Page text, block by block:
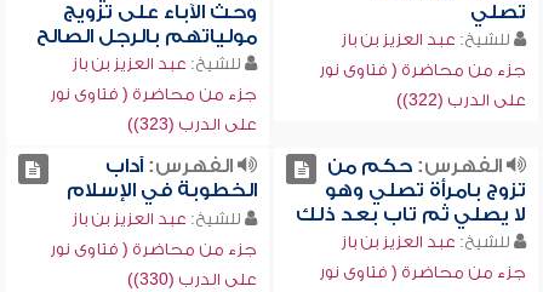
تصلي
للشيخ: عبد العزيز بن باز
جزء من محاضرة ( فتاوى نور
على الدرب (322))
وحث الآباء على تزويج
مولياتهم بالرجل الصالح
للشيخ: عبد العزيز بن باز
جزء من محاضرة ( فتاوى نور
على الدرب (323))
الفهرس:حكم من
تزوج بامرأة تصلي وهو
لا يصلي ثم تاب بعد ذلك
للشيخ: عبد العزيز بن باز
جزء من محاضرة ( فتاوى نور
الفهرس:آداب
الخطوبة في الإسلام
للشيخ: عبد العزيز بن باز
جزء من محاضرة ( فتاوى نور
على الدرب (330))